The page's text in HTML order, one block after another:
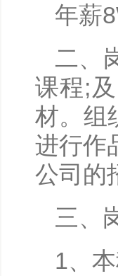
年薪
二、
课程;
材。组
进行作
公司的
三、
1、